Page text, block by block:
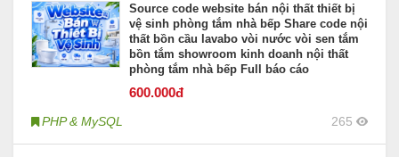
Source code website bán nội thất thiết bị
vệ sinh phòng tắm nhà bếp Share code nội
thất bồn cầu lavabo vòi nước vòi sen tắm
bồn tắm showroom kinh doanh nội thất
phòng tắm nhà bếp Full báo cáo
600.000đ
PHP & MySQL 265